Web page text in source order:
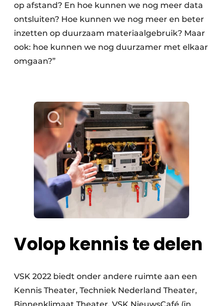
op afstand? En hoe kunnen we nog meer data
ontsluiten? Hoe kunnen we nog meer en beter
inzetten op duurzaam materiaalgebruik? Maar
ook: hoe kunnen we nog duurzamer met elkaar
omgaan?”
Volop kennis te delen
VSK 2022 biedt onder andere ruimte aan een
Kennis Theater, Techniek Nederland Theater,